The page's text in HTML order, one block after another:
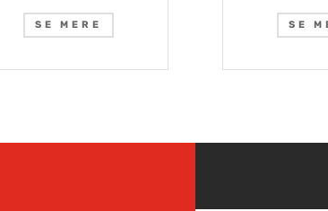
SE MERE SE